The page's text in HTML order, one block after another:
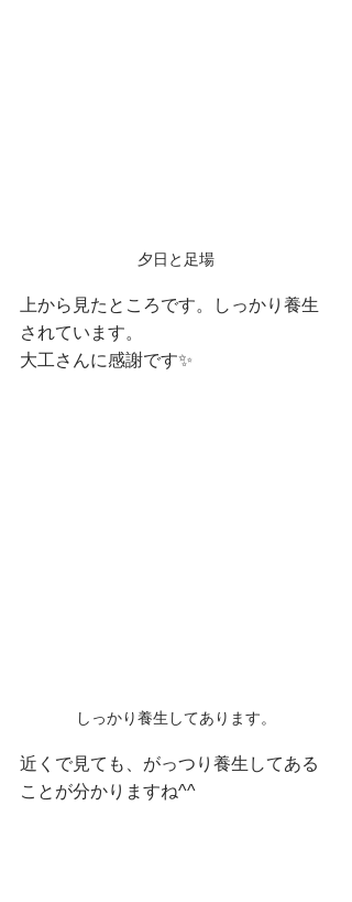
夕日と足場
上から見たところです。しっかり養生
されています。
大工さんに感謝です✨
しっかり養生してあります。
近くで見ても、がっつり養生してある
ことが分かりますね^^